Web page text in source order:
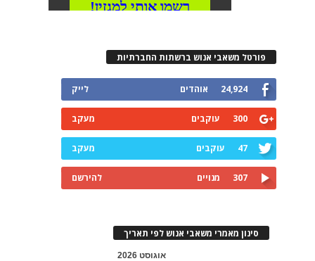
פורטל משאבי אנוש ברשתות החברתיות
24,924 אוהדים לייק
300 עוקבים מעקב
47 עוקבים מעקב
307 מנויים להירשם
סינון מאמרי משאבי אנוש לפי תאריך
אוגוסט 2026